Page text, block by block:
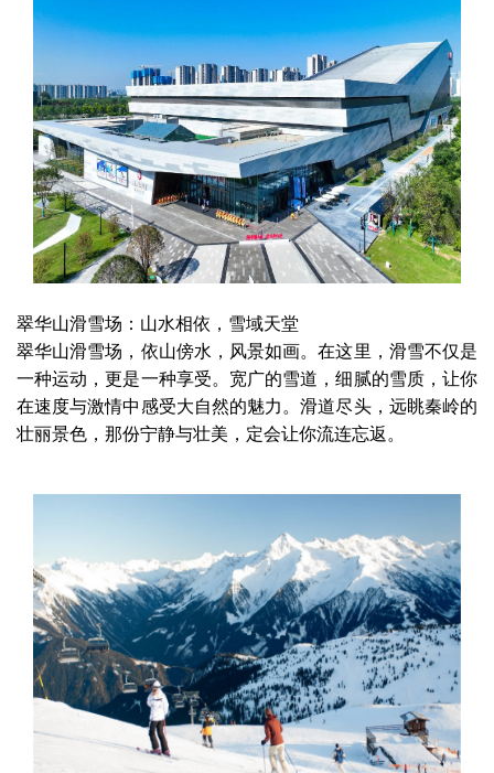
翠华山滑雪场：山水相依，雪域天堂
翠华山滑雪场，依山傍水，风景如画。在这里，滑雪不仅是
一种运动，更是一种享受。宽广的雪道，细腻的雪质，让你
在速度与激情中感受大自然的魅力。滑道尽头，远眺秦岭的
壮丽景色，那份宁静与壮美，定会让你流连忘返。